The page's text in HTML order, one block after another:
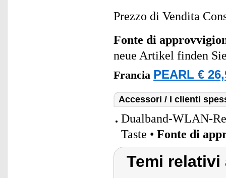
Prezzo di Vendita
Fonte di
neue Artikel finden
Francia PEARL €
Accessori / I clienti
Dualband-WLAN-
Taste • Fonte di
Temi relativi